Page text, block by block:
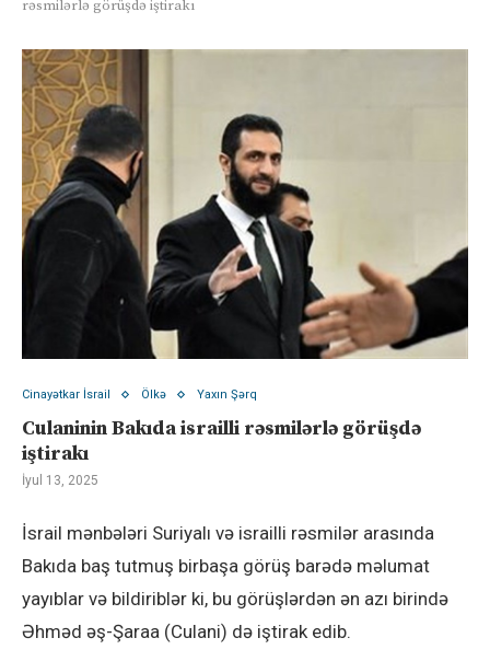
rəsmilərlə görüşdə iştirakı
Cinayətkar İsrail Ölkə Yaxın Şərq
Culaninin Bakıda israilli rəsmilərlə görüşdə
iştirakı
İyul 13, 2025
İsrail mənbələri Suriyalı və israilli rəsmilər arasında
Bakıda baş tutmuş birbaşa görüş barədə məlumat
yayıblar və bildiriblər ki, bu görüşlərdən ən azı birində
Əhməd əş-Şaraa (Culani) də iştirak edib.